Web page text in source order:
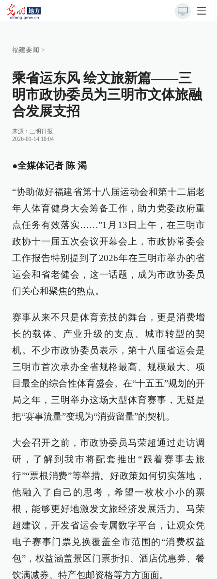
福建要闻 >
乘省运东风 绘文旅新篇——三
明市政协委员为三明市文体旅融
合发展支招
来源： 三明日报
2026-01-14 10:04
●全媒体记者 陈 渴
“协助做好福建省第十八届运动会和第十二届老
年人体育健身大会筹备工作，助力党委政府重
点任务有效落实……”1月13日上午，在三明市
政协十一届五次会议开幕会上，市政协常委会
工作报告特别提到了2026年在三明市举办的省
运会和省老健会，这一话题，成为市政协委员
们关心和聚焦的热点。
赛事从来不只是体育竞技的舞台，更是消费增
长的载体、产业升级的支点、城市转型的契
机。不少市政协委员表示，第十八届省运会是
三明市首次承办全省规格最高、规模最大、项
目最全的综合性体育盛会。在“十五五”规划的开
局之年，三明举办这场大型体育赛事，无疑是
把“赛事流量”变现为“消费留量”的契机。
大会召开之前，市政协委员马荣超通过走访调
研，了解到我市将配套推出“跟着赛事去旅
行”“票根消费”等举措。好政策如何切实落地，
他融入了自己的思考，希望一枚枚小小的票
根，能够更好地激发文旅经济发展活力。马荣
超建议，开发省运会专属数字平台，让观众凭
电子赛事门票兑换覆盖全市范围的“消费权益
包”，权益涵盖景区门票折扣、酒店优惠券、餐
饮满减券、特产包邮资格等方方面面。